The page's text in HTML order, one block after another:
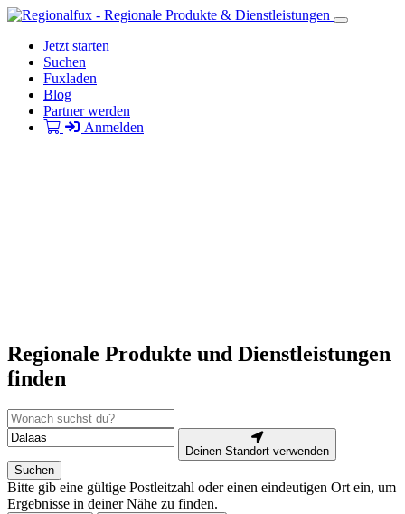
Jetzt starten
Suchen
Fuxladen
Blog
Partner werden
Anmelden
Regionale Produkte und Dienstleistungen
finden
Deinen Standort verwenden
Suchen
Bitte gib eine gültige Postleitzahl oder einen eindeutigen Ort ein, um
Ergebnisse in deiner Nähe zu finden.